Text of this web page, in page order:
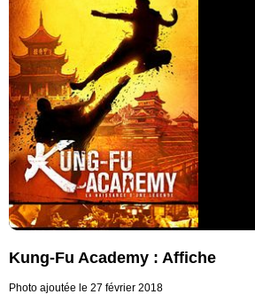
Kung-Fu Academy : Affiche
Photo ajoutée le 27 février 2018